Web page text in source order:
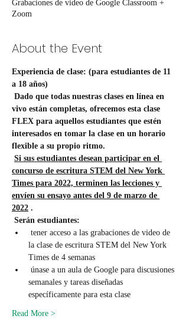
Grabaciones de video de Google Classroom +
Zoom
About the Event
Experiencia de clase: (para estudiantes de 11
a 18 años)
Dado que todas nuestras clases en línea en
vivo están completas, ofrecemos esta clase
FLEX para aquellos estudiantes que estén
interesados en tomar la clase en un horario
flexible a su propio ritmo.
Si sus estudiantes desean participar en el
concurso de escritura STEM del New York
Times para 2022, terminen las lecciones y
envíen su ensayo antes del 9 de marzo de
2022 .
Serán estudiantes:
la clase de escritura STEM del New York
Times de 4 semanas
semanales y tareas diseñadas
específicamente para esta clase
Read More >